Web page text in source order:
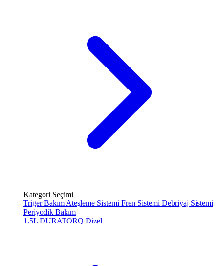
Kategori Seçimi
Triger Bakım Ateşleme Sistemi Fren Sistemi Debriyaj Sistemi
Periyodik Bakım
1.5L DURATORQ Dizel